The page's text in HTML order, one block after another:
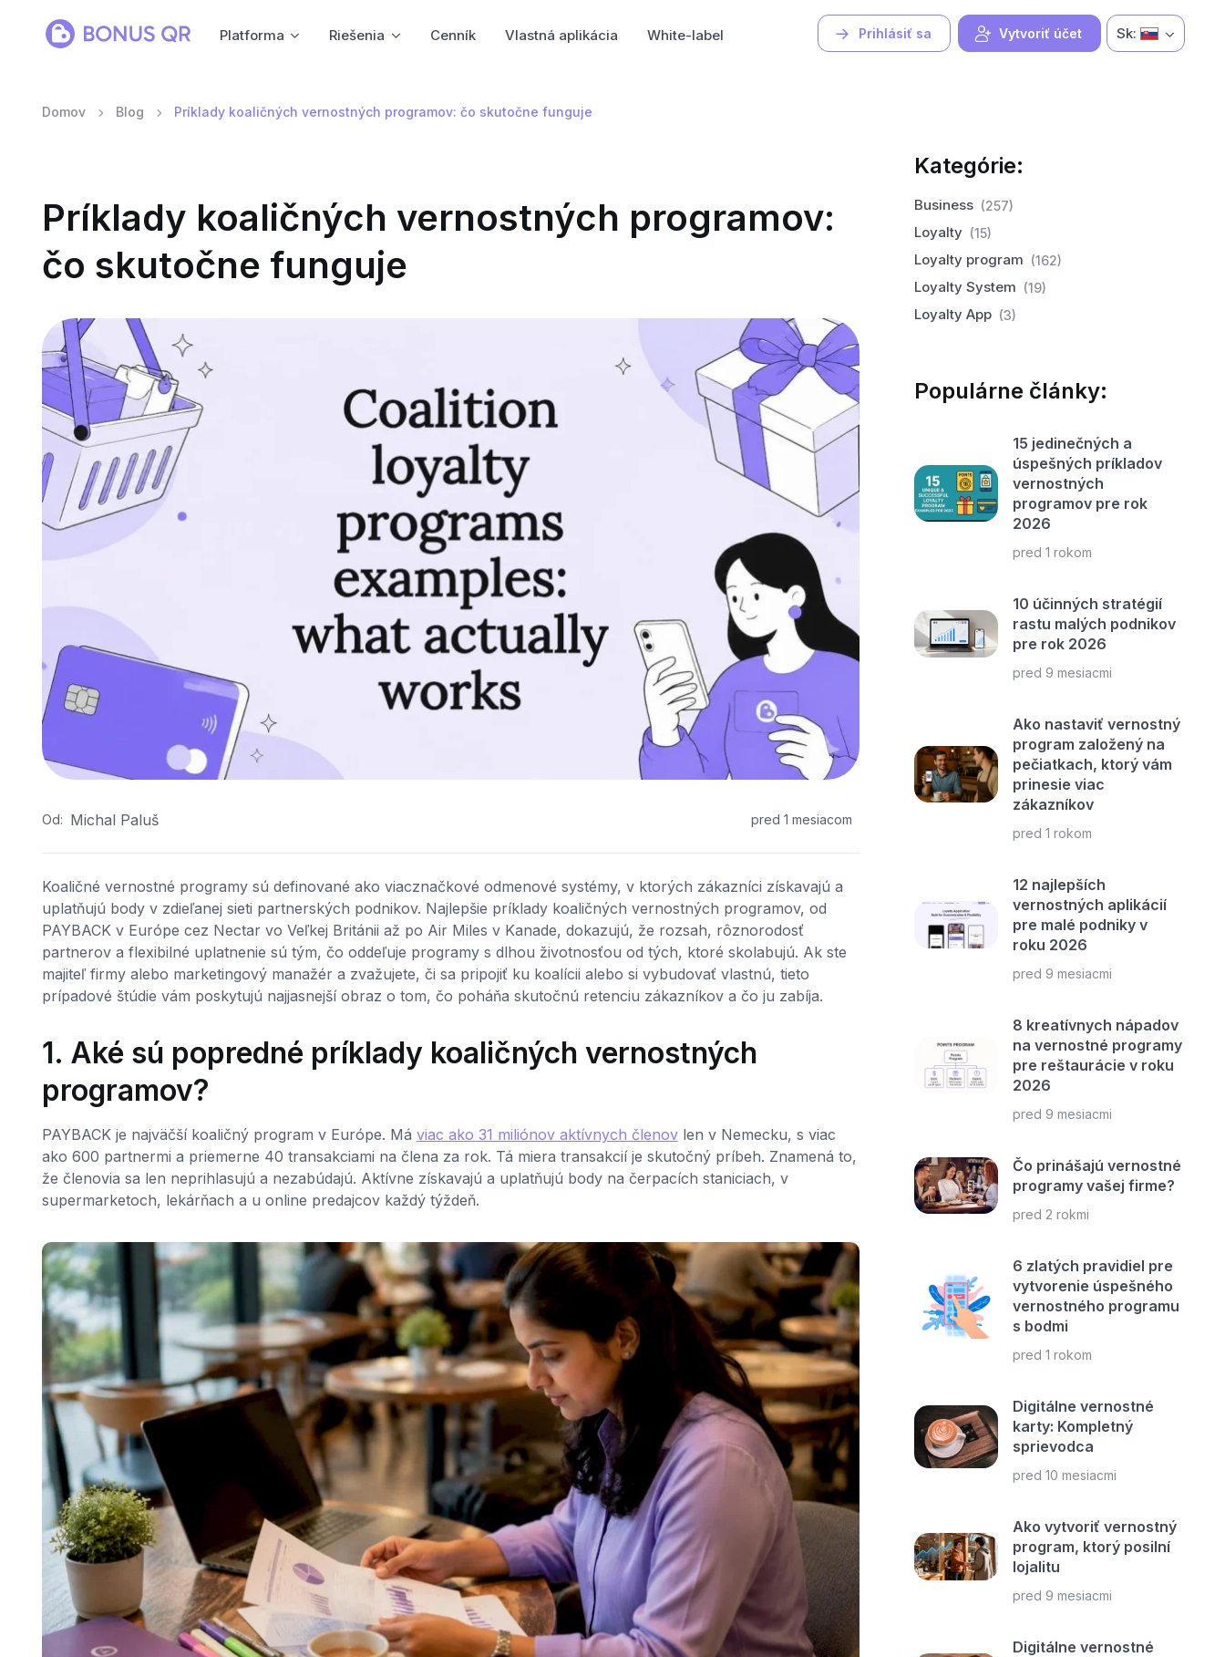
Prihlásiť sa Vytvoriť účet
Platforma Riešenia Cenník Vlastná aplikácia White-label Sk:
Domov Blog Príklady koaličných vernostných programov: čo skutočne funguje
Príklady koaličných vernostných programov:
čo skutočne funguje
Od: Michal Paluš pred 1 mesiacom
Koaličné vernostné programy sú definované ako viacznačkové odmenové systémy, v ktorých zákazníci získavajú a
uplatňujú body v zdieľanej sieti partnerských podnikov. Najlepšie príklady koaličných vernostných programov, od
PAYBACK v Európe cez Nectar vo Veľkej Británii až po Air Miles v Kanade, dokazujú, že rozsah, rôznorodosť
partnerov a flexibilné uplatnenie sú tým, čo oddeľuje programy s dlhou životnosťou od tých, ktoré skolabujú. Ak ste
majiteľ firmy alebo marketingový manažér a zvažujete, či sa pripojiť ku koalícii alebo si vybudovať vlastnú, tieto
prípadové štúdie vám poskytujú najjasnejší obraz o tom, čo poháňa skutočnú retenciu zákazníkov a čo ju zabíja.
1. Aké sú popredné príklady koaličných vernostných
programov?
PAYBACK je najväčší koaličný program v Európe. Má viac ako 31 miliónov aktívnych členovlen v Nemecku, s viac
ako 600 partnermi a priemerne 40 transakciami na člena za rok. Tá miera transakcií je skutočný príbeh. Znamená to,
že členovia sa len neprihlasujú a nezabúdajú. Aktívne získavajú a uplatňujú body na čerpacích staniciach, v
supermarketoch, lekárňach a u online predajcov každý týždeň.
Kategórie:
Business (257)
Loyalty (15)
Loyalty program (162)
Loyalty System (19)
Loyalty App (3)
Populárne články:
15 jedinečných a
úspešných príkladov
vernostných
programov pre rok
2026
pred 1 rokom
10 účinných stratégií
rastu malých podnikov
pre rok 2026
pred 9 mesiacmi
Ako nastaviť vernostný
program založený na
pečiatkach, ktorý vám
prinesie viac
zákazníkov
pred 1 rokom
12 najlepších
vernostných aplikácií
pre malé podniky v
roku 2026
pred 9 mesiacmi
8 kreatívnych nápadov
na vernostné programy
pre reštaurácie v roku
2026
pred 9 mesiacmi
Čo prinášajú vernostné
programy vašej firme?
pred 2 rokmi
6 zlatých pravidiel pre
vytvorenie úspešného
vernostného programu
s bodmi
pred 1 rokom
Digitálne vernostné
karty: Kompletný
sprievodca
pred 10 mesiacmi
Ako vytvoriť vernostný
program, ktorý posilní
lojalitu
pred 9 mesiacmi
Digitálne vernostné